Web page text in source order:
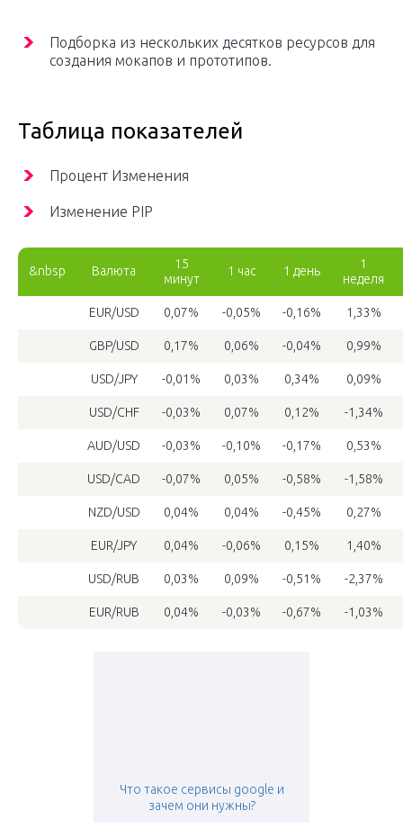
Подборка из нескольких десятков ресурсов для
создания мокапов и прототипов.
Таблица показателей
Процент Изменения
Изменение PIP
&nbsp Валюта
15
минут
1 час 1 день
1
неделя
EUR/USD 0,07% -0,05% -0,16% 1,33%
GBP/USD 0,17% 0,06% -0,04% 0,99%
USD/JPY -0,01% 0,03% 0,34% 0,09%
USD/CHF -0,03% 0,07% 0,12% -1,34%
AUD/USD -0,03% -0,10% -0,17% 0,53%
USD/CAD -0,07% 0,05% -0,58% -1,58%
NZD/USD 0,04% 0,04% -0,45% 0,27%
EUR/JPY 0,04% -0,06% 0,15% 1,40%
USD/RUB 0,03% 0,09% -0,51% -2,37%
EUR/RUB 0,04% -0,03% -0,67% -1,03%
Что такое сервисы google и
зачем они нужны?